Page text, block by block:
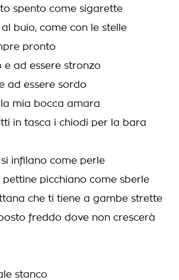
spento come sigarette
buio, come con le stelle
pronto
e ad essere stronzo
ad essere sordo
mia bocca amara
in tasca i chiodi per la bara
infilano come perle
pettine picchiano come sberle
che ti tiene a gambe strette
freddo dove non crescerà
stanco